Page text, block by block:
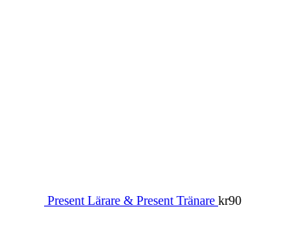
Present Lärare & Present Tränare kr90